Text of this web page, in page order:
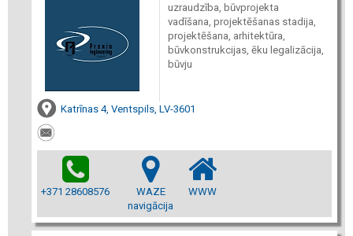
uzraudzība, būvprojekta
vadīšana, projektēšanas stadija,
projektēšana, arhitektūra,
būvkonstrukcijas, ēku legalizācija,
būvju
Katrīnas 4, Ventspils, LV-3601
+371 28608576
WAZE
navigācija
WWW